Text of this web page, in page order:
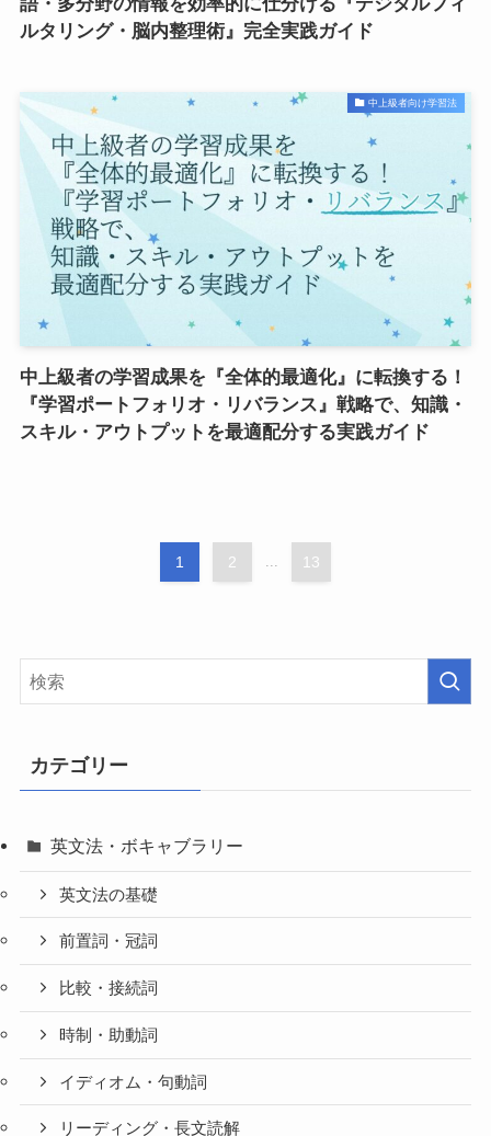
語・多分野の情報を効率的に仕分ける『デジタルフィ
ルタリング・脳内整理術』完全実践ガイド
中上級者向け学習法
中上級者の学習成果を『全体的最適化』に転換する！
『学習ポートフォリオ・リバランス』戦略で、知識・
スキル・アウトプットを最適配分する実践ガイド
1 2 13
カテゴリー
英文法・ボキャブラリー
英文法の基礎
前置詞・冠詞
比較・接続詞
時制・助動詞
イディオム・句動詞
リーディング・長文読解